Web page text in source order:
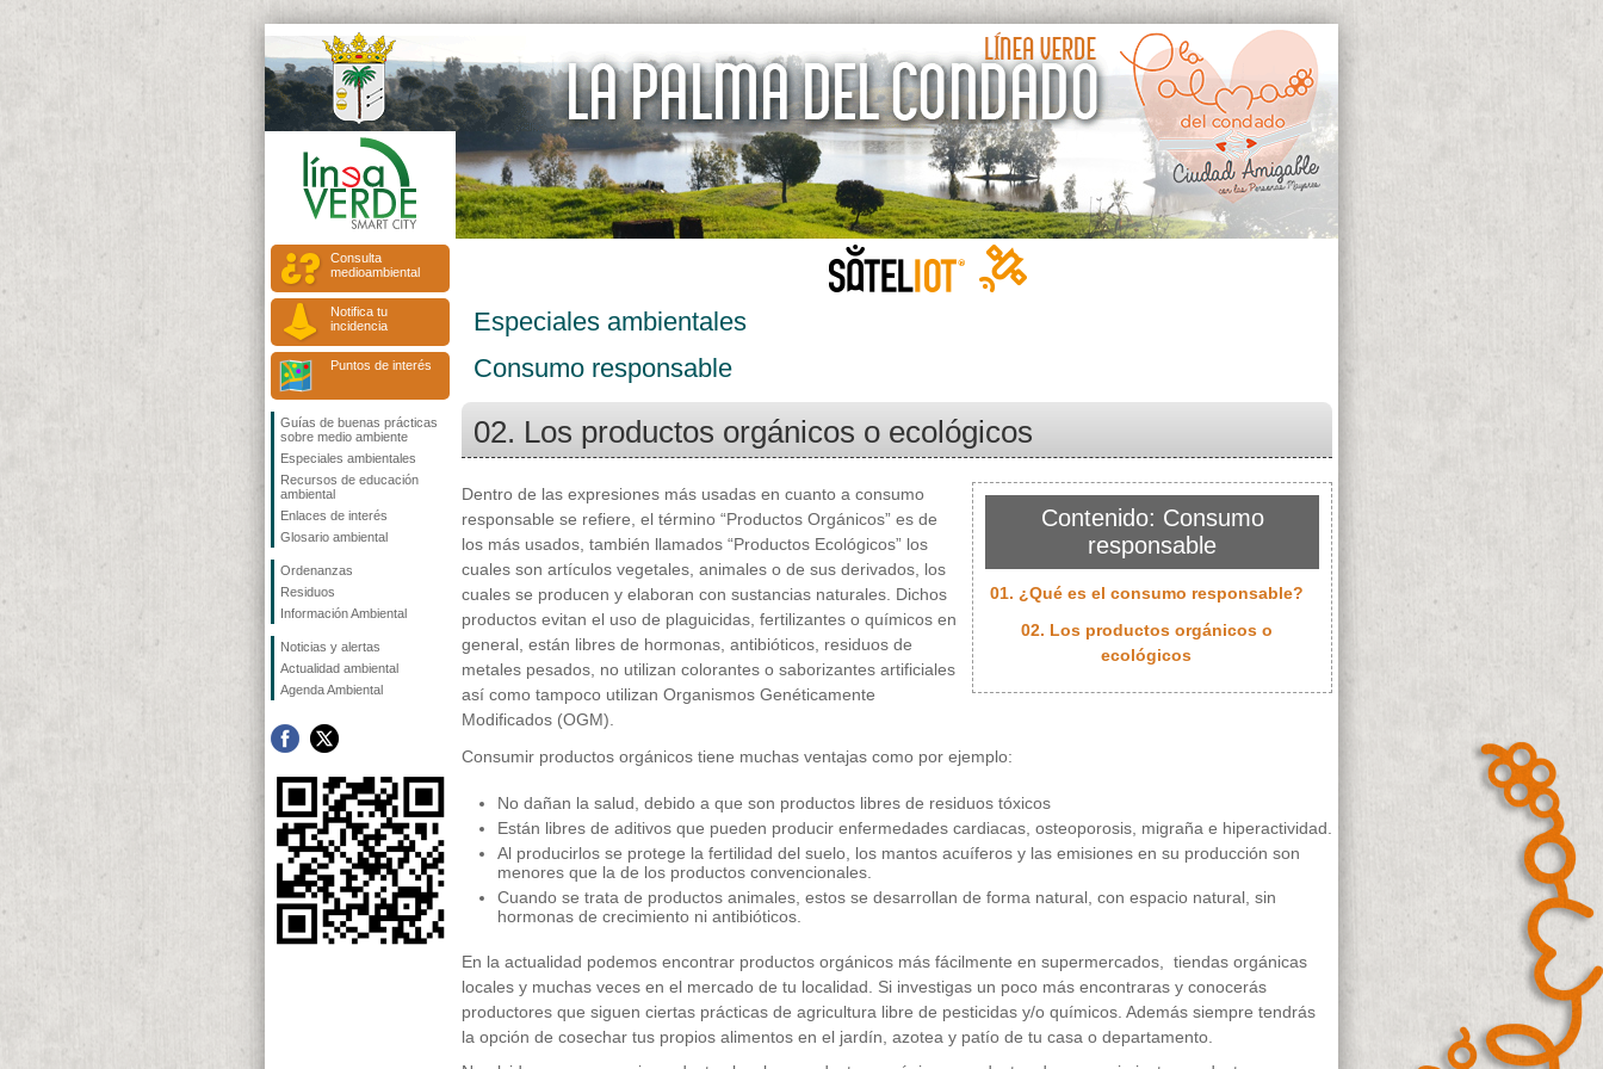
Consulta
medioambiental
Notifica tu
incidencia
Puntos de interés
Guías de buenas prácticas
sobre medio ambiente
Especiales ambientales
Recursos de educación
ambiental
Enlaces de interés
Glosario ambiental
Ordenanzas
Residuos
Información Ambiental
Noticias y alertas
Actualidad ambiental
Agenda Ambiental
Especiales ambientales
Consumo responsable
02. Los productos orgánicos o ecológicos
Contenido: Consumo
responsable
01. ¿Qué es el consumo responsable?
02. Los productos orgánicos o
ecológicos
Dentro de las expresiones más usadas en cuanto a consumo
responsable se refiere, el término “Productos Orgánicos” es de
los más usados, también llamados “Productos Ecológicos” los
cuales son artículos vegetales, animales o de sus derivados, los
cuales se producen y elaboran con sustancias naturales. Dichos
productos evitan el uso de plaguicidas, fertilizantes o químicos en
general, están libres de hormonas, antibióticos, residuos de
metales pesados, no utilizan colorantes o saborizantes artificiales
así como tampoco utilizan Organismos Genéticamente
Modificados (OGM).
Consumir productos orgánicos tiene muchas ventajas como por ejemplo:
No dañan la salud, debido a que son productos libres de residuos tóxicos
Están libres de aditivos que pueden producir enfermedades cardiacas, osteoporosis, migraña e hiperactividad.
Al producirlos se protege la fertilidad del suelo, los mantos acuíferos y las emisiones en su producción son
menores que la de los productos convencionales.
Cuando se trata de productos animales, estos se desarrollan de forma natural, con espacio natural, sin
hormonas de crecimiento ni antibióticos.
En la actualidad podemos encontrar productos orgánicos más fácilmente en supermercados, tiendas orgánicas
locales y muchas veces en el mercado de tu localidad. Si investigas un poco más encontraras y conocerás
productores que siguen ciertas prácticas de agricultura libre de pesticidas y/o químicos. Además siempre tendrás
la opción de cosechar tus propios alimentos en el jardín, azotea y patío de tu casa o departamento.